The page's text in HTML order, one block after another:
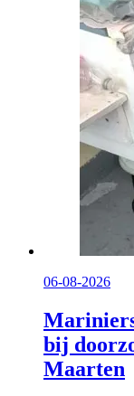
06-08-2026
bij
Maarten